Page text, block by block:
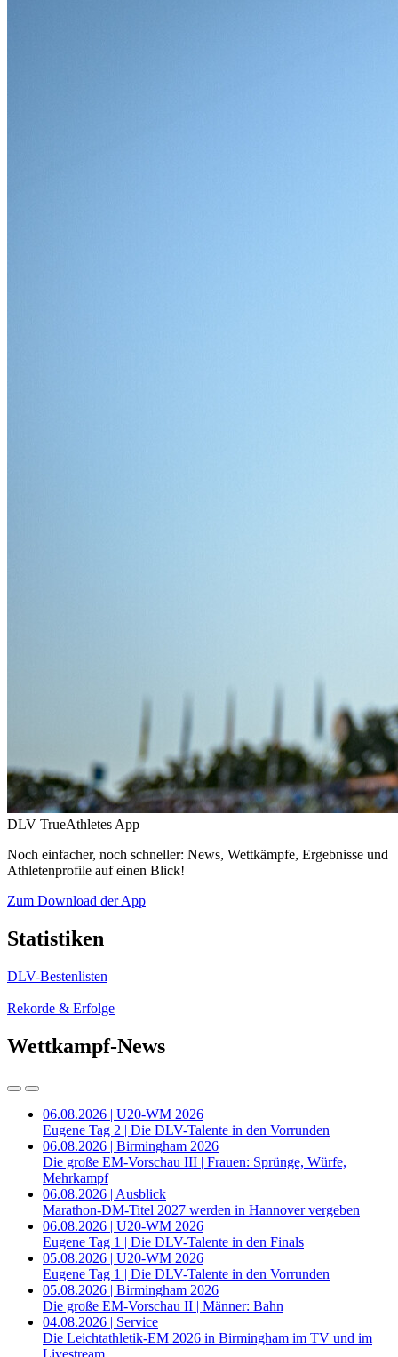
DLV TrueAthletes App
Noch einfacher, noch schneller: News, Wettkämpfe, Ergebnisse und
Athletenprofile auf einen Blick!
Zum Download der App
Statistiken
DLV-Bestenlisten
Rekorde & Erfolge
Wettkampf-News
06.08.2026 | U20-WM 2026
Eugene Tag 2 | Die DLV-Talente in den Vorrunden
06.08.2026 | Birmingham 2026
Die große EM-Vorschau III | Frauen: Sprünge, Würfe,
Mehrkampf
06.08.2026 | Ausblick
Marathon-DM-Titel 2027 werden in Hannover vergeben
06.08.2026 | U20-WM 2026
Eugene Tag 1 | Die DLV-Talente in den Finals
05.08.2026 | U20-WM 2026
Eugene Tag 1 | Die DLV-Talente in den Vorrunden
05.08.2026 | Birmingham 2026
Die große EM-Vorschau II | Männer: Bahn
04.08.2026 | Service
Die Leichtathletik-EM 2026 in Birmingham im TV und im
Livestream